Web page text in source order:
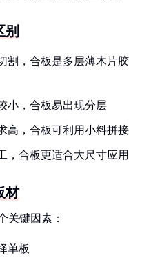
别
割，合板是多层薄木片胶
小，合板易出现分层
高，合板可利用小料拼接
，合板更适合大尺寸应用
材
关键因素：
单板